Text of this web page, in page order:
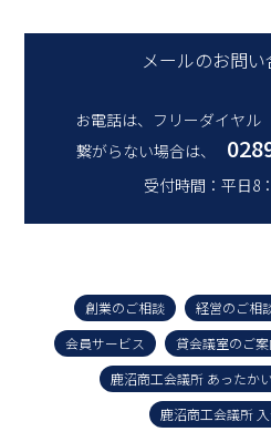
メールのお問い
お電話は、フリーダイヤル
繋がらない場合は、
受付時間：平日8
創業のご相談
経営のご相
会員サービス
貸会議室のご案
鹿沼商工会議所 あったか
鹿沼商工会議所